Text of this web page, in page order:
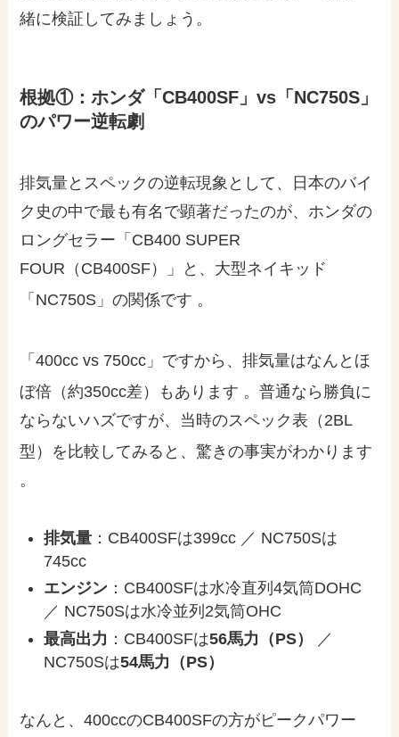
緒に検証してみましょう。
根拠①：ホンダ「CB400SF」vs「NC750S」
のパワー逆転劇
排気量とスペックの逆転現象として、日本のバイ
ク史の中で最も有名で顕著だったのが、ホンダの
ロングセラー「CB400 SUPER
FOUR（CB400SF）」と、大型ネイキッド
「NC750S」の関係です 。
「400cc vs 750cc」ですから、排気量はなんとほ
ぼ倍（約350cc差）もあります 。普通なら勝負に
ならないハズですが、当時のスペック表（2BL
型）を比較してみると、驚きの事実がわかります
。
排気量 ：CB400SFは399cc ／ NC750Sは
745cc
エンジン ：CB400SFは水冷直列4気筒DOHC
／ NC750Sは水冷並列2気筒OHC
最高出力 ：CB400SFは56馬力（PS）
／
NC750Sは54馬力（PS）
なんと、400ccのCB400SFの方がピークパワー